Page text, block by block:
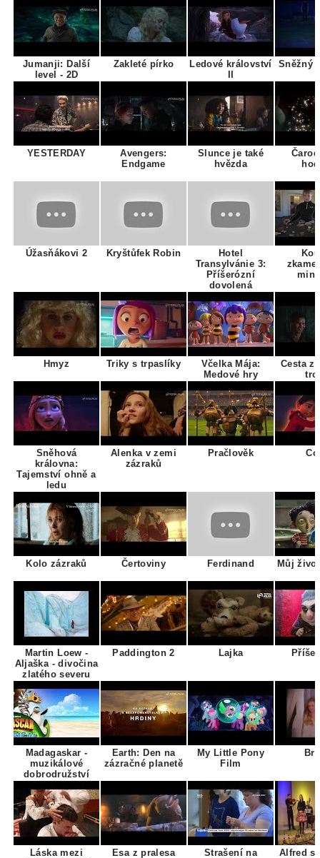
Jumanji: Další
level - 2D
Zakleté pírko
Ledové království
Sněžný
YESTERDAY
Avengers:
Endgame
Slunce je také
hvězda
Úžasňákovi 2 Kryštůfek Robin
Hotel
Transylvánie 3:
Příšerózní
dovolená
Hmyz Triky s trpaslíky
Včelka Mája:
Medové hry
Cesta
Sněhová
královna:
Tajemství ohně a
ledu
Alenka v zemi
zázraků
Pračlověk
Kolo zázraků Čertoviny Ferdinand Můj
Martin Loew -
Aljaška - divočina
zlatého severu
Paddington 2 Lajka
Madagaskar -
muzikálové
dobrodružství
Earth: Den na
zázračné planetě
My Little Pony
Film
Láska mezi
Esa z pralesa
Strašení na
Alfred